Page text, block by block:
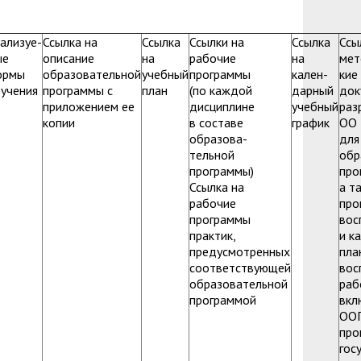
организация высшей школы
грамотности
образования
государственных и муниципальных
несовершеннолетних
академического отпуска обучающимся
Ссылка на
описание
образовательной
программы с
приложением ее
копии
Ссылка
на
учебный
план
Ссылки на
рабочие
программы
(по каждой
дисциплине
в составе
образова-
тельной
программы)
Ссылка на
рабочие
программы
практик,
предусмотренных
соответствующей
образовательной
программой
Ссылка
на
кален-
дарный
учебный
график ОО
а
и